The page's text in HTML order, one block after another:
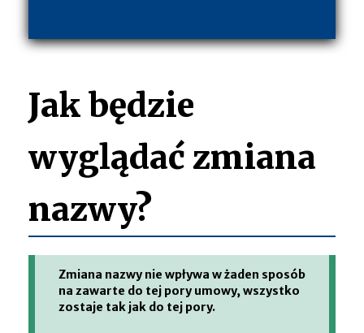
Jak będzie
wyglądać zmiana
nazwy?
Zmiana nazwy nie wpływa w żaden sposób
na zawarte do tej pory umowy, wszystko
zostaje tak jak do tej pory.